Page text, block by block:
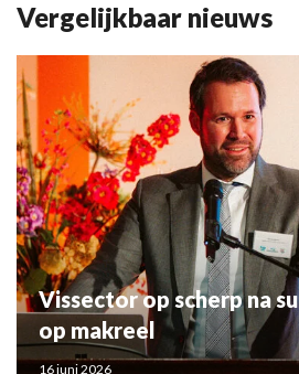
Vergelijkbaar nieuws
Vissector op scherp na
op makreel
16 juni 2026